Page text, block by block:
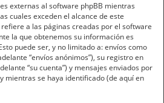
externas al software phpBB mientras
cuales exceden el alcance de este
a las páginas creadas por el software
la que obtenemos su información es
puede ser, y no limitado a: envíos como
“envíos anónimos”), su registro en
“su cuenta”) y mensajes enviados por
mientras se haya identificado (de aquí en